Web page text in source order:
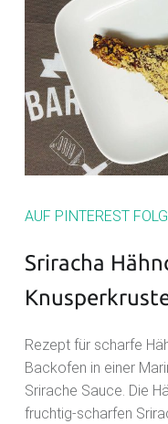
AUF PINTEREST
Sriracha
Rezept für scharfe
Backofen in einer
Srirache Sauce. Die
fruchtig-scharfen